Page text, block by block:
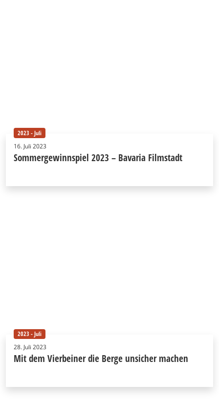
2023 - Juli
16. Juli 2023
Sommergewinnspiel 2023 – Bavaria Filmstadt
2023 - Juli
28. Juli 2023
Mit dem Vierbeiner die Berge unsicher machen